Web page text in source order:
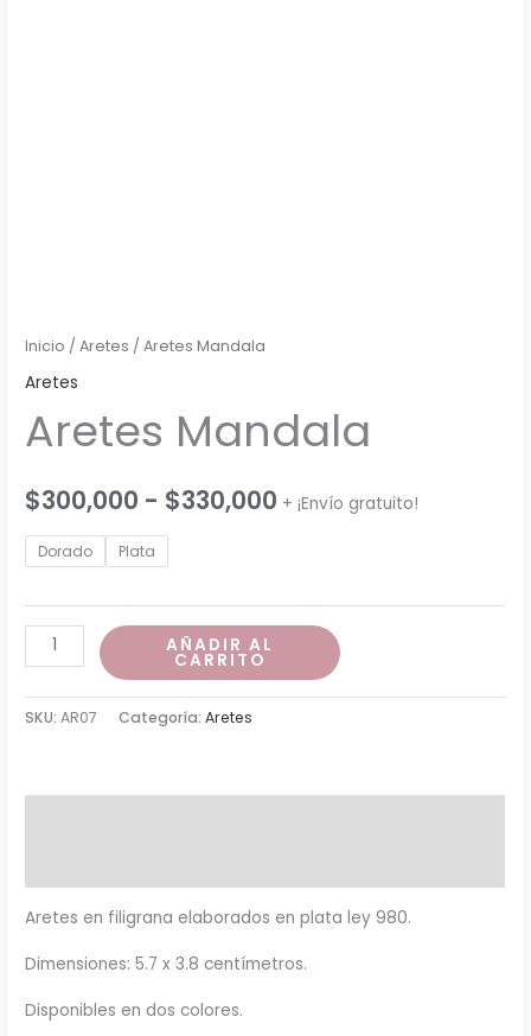
Inicio /Aretes / Aretes Mandala
Aretes
Aretes Mandala
$300,000 - $330,000 Rango
desde
$300,000
+ ¡Envío gratuito!
Dorado Plata
Aretes
Mandala
cantidad
AÑADIR AL
CARRITO
SKU:AR07 Categoría:Aretes
Aretes en filigrana elaborados en plata ley 980.
Dimensiones: 5.7 x 3.8 centímetros.
Disponibles en dos colores.